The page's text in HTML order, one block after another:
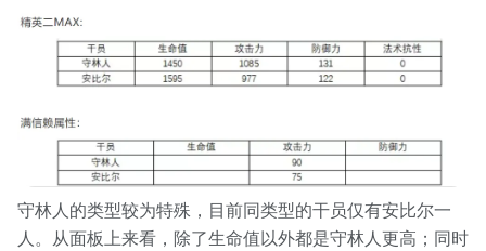
守林人的类型较为特殊，目前同类型的干员仅有安比尔一
人。从面板上来看，除了生命值以外都是守林人更高；同时